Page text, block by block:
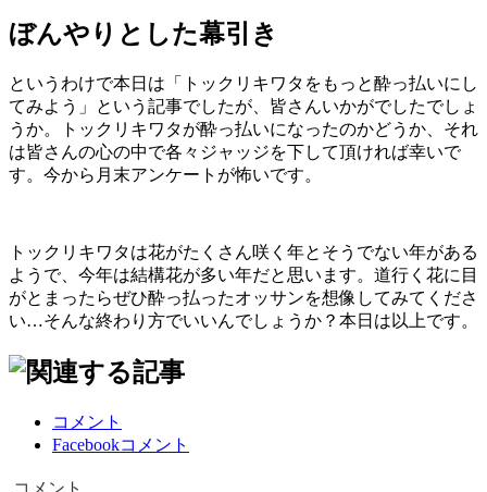
ぼんやりとした幕引き
というわけで本日は「トックリキワタをもっと酔っ払いにし
てみよう」という記事でしたが、皆さんいかがでしたでしょ
うか。トックリキワタが酔っ払いになったのかどうか、それ
は皆さんの心の中で各々ジャッジを下して頂ければ幸いで
す。今から月末アンケートが怖いです。
トックリキワタは花がたくさん咲く年とそうでない年がある
ようで、今年は結構花が多い年だと思います。道行く花に目
がとまったらぜひ酔っ払ったオッサンを想像してみてくださ
い…そんな終わり方でいいんでしょうか？本日は以上です。
コメント
Facebookコメント